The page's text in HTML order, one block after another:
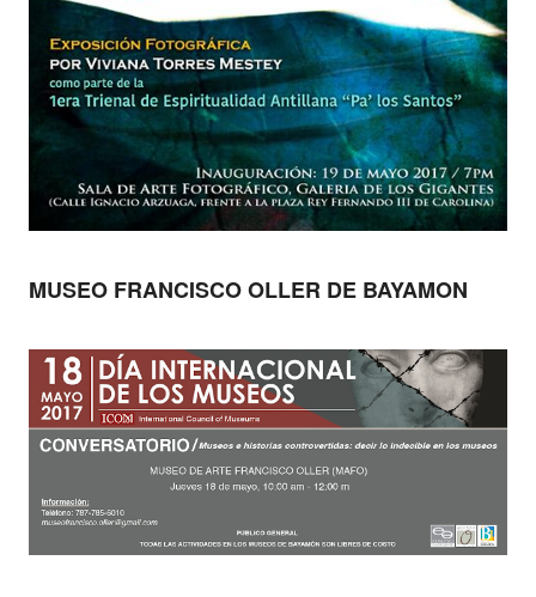
MUSEO FRANCISCO OLLER DE BAYAMON